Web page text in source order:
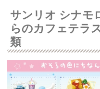
サンリオ シナモ
らのカフェテラ
類